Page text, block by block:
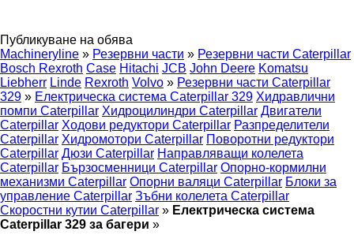
Публикуване на обява
Machineryline » Резервни части » Резервни части Caterpillar
Bosch Rexroth Case Hitachi JCB John Deere Komatsu
Liebherr Linde Rexroth Volvo » Резервни части Caterpillar
329 » Електрическа система Caterpillar 329 Хидравлични
помпи Caterpillar Хидроцилиндри Caterpillar Двигатели
Caterpillar Ходови редуктори Caterpillar Разпределители
Caterpillar Хидромотори Caterpillar Поворотни редуктори
Caterpillar Дюзи Caterpillar Направляващи колелета
Caterpillar Бързосменници Caterpillar Опорно-кормилни
механизми Caterpillar Опорни валяци Caterpillar Блоки за
управление Caterpillar Зъбни колелета Caterpillar
Скоростни кутии Caterpillar » Електрическа система
Caterpillar 329 за багери »